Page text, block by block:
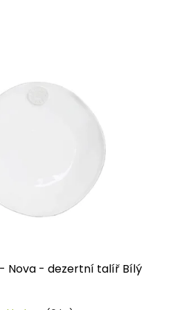
Nova - dezertní talíř Bílý